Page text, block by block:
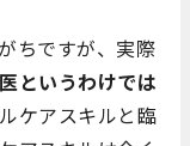
ちですが、実際
というわけでは
ケアスキルと臨